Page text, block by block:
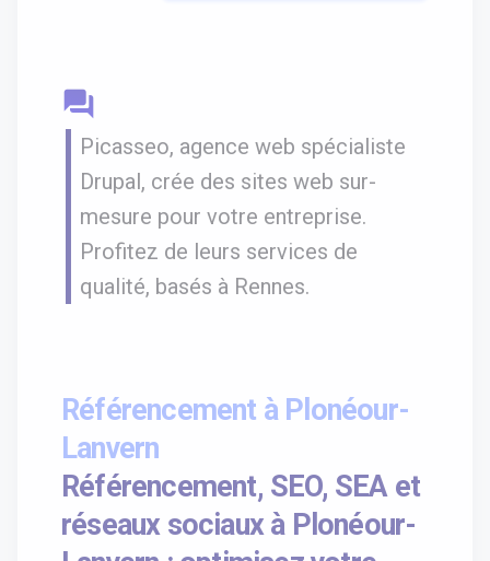
question_answer
Picasseo, agence web spécialiste
Drupal, crée des sites web sur-
mesure pour votre entreprise.
Profitez de leurs services de
qualité, basés à Rennes.
Référencement à Plonéour-
Lanvern
Référencement, SEO, SEA et
réseaux sociaux à Plonéour-